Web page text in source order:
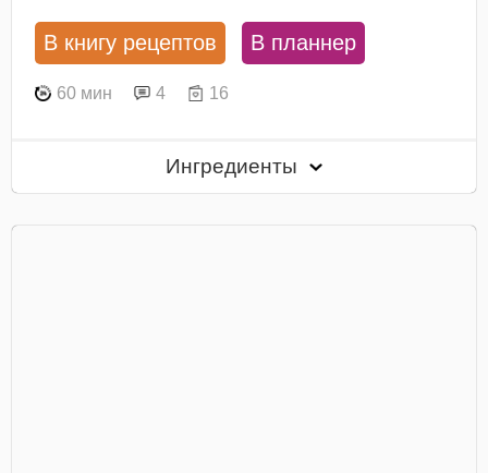
В книгу рецептов В планнер
60 мин 4 16
Ингредиенты